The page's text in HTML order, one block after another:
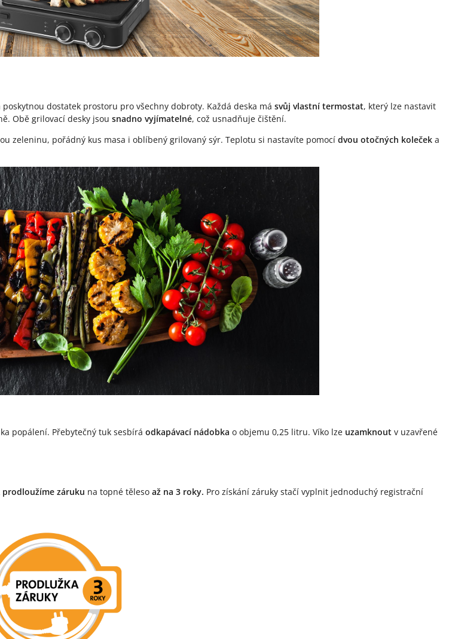
poskytnou dostatek prostoru pro všechny dobroty. Každá deska má svůj vlastní termostat, který lze nastavit
Obě grilovací desky jsou snadno vyjímatelné, což usnadňuje čištění.
zeleninu, pořádný kus masa i oblíbený grilovaný sýr. Teplotu si nastavíte pomocí dvou otočných koleček a
popálení. Přebytečný tuk sesbírá odkapávací nádobka o objemu 0,25 litru. Víko lze uzamknout v uzavřené
prodloužíme záruku na topné těleso až na 3 roky. Pro získání záruky stačí vyplnit jednoduchý registrační